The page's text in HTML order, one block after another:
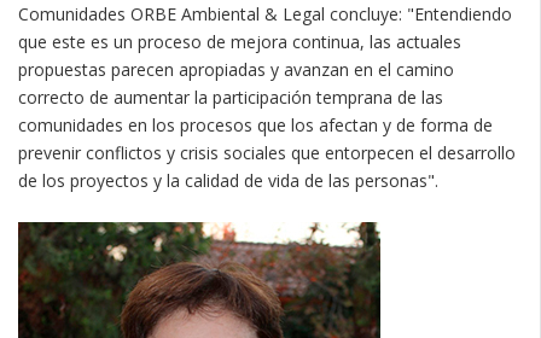
Comunidades ORBE Ambiental & Legal concluye: "Entendiendo
que este es un proceso de mejora continua, las actuales
propuestas parecen apropiadas y avanzan en el camino
correcto de aumentar la participación temprana de las
comunidades en los procesos que los afectan y de forma de
prevenir conflictos y crisis sociales que entorpecen el desarrollo
de los proyectos y la calidad de vida de las personas".